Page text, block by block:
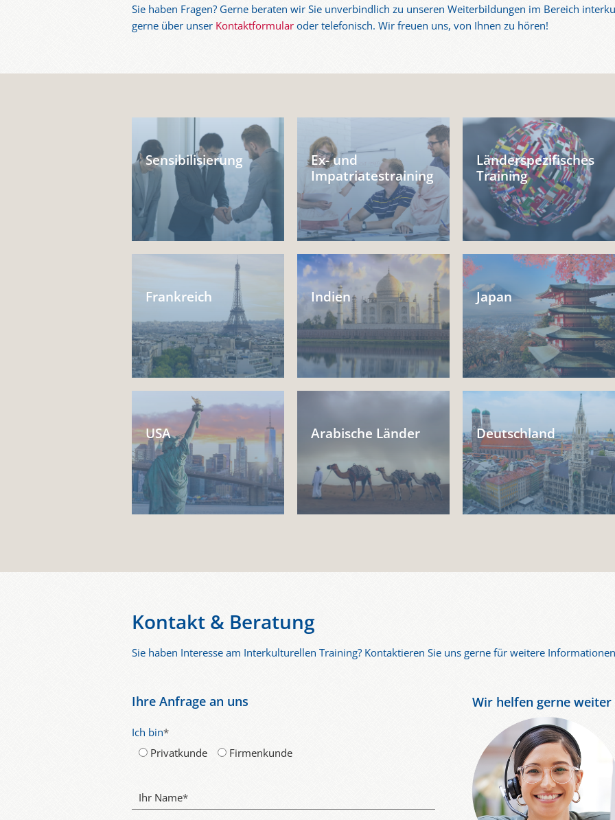
Sie haben Fragen? Gerne beraten wir Sie unverbindlich zu unseren Weiterbildungen im Bereich
gerne über unser Kontaktformularoder telefonisch. Wir freuen uns, von Ihnen zu hören!
Sensibilisierung
Ex- und
Impatriatestraining
Länderspezifisches
Training
Frankreich Indien Japan
USA Arabische Länder Deutschland
Kontakt & Beratung
Sie haben Interesse am Interkulturellen Training? Kontaktieren Sie uns gerne für weitere
Ihre Anfrage an uns
Ich bin*
Privatkunde
Firmenkunde
Ihr Name*
Wir helfen gerne weiter